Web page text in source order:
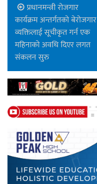
प्रधानमन्त्री रोजगार
कार्यक्रम अन्तर्गतको बेरोजगार
व्यक्तिलाई सूचीकृत गर्न एक
महिनाको अवधि दिएर लगत
संकलन सुरु